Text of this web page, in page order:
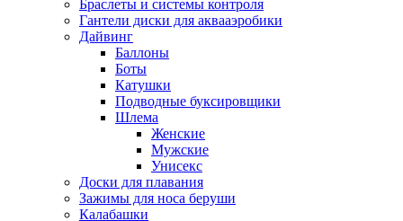
Браслеты и системы контроля
Гантели диски для аквааэробики
Дайвинг
Баллоны
Боты
Катушки
Подводные буксировщики
Шлема
Женские
Мужские
Унисекс
Доски для плавания
Зажимы для носа беруши
Калабашки